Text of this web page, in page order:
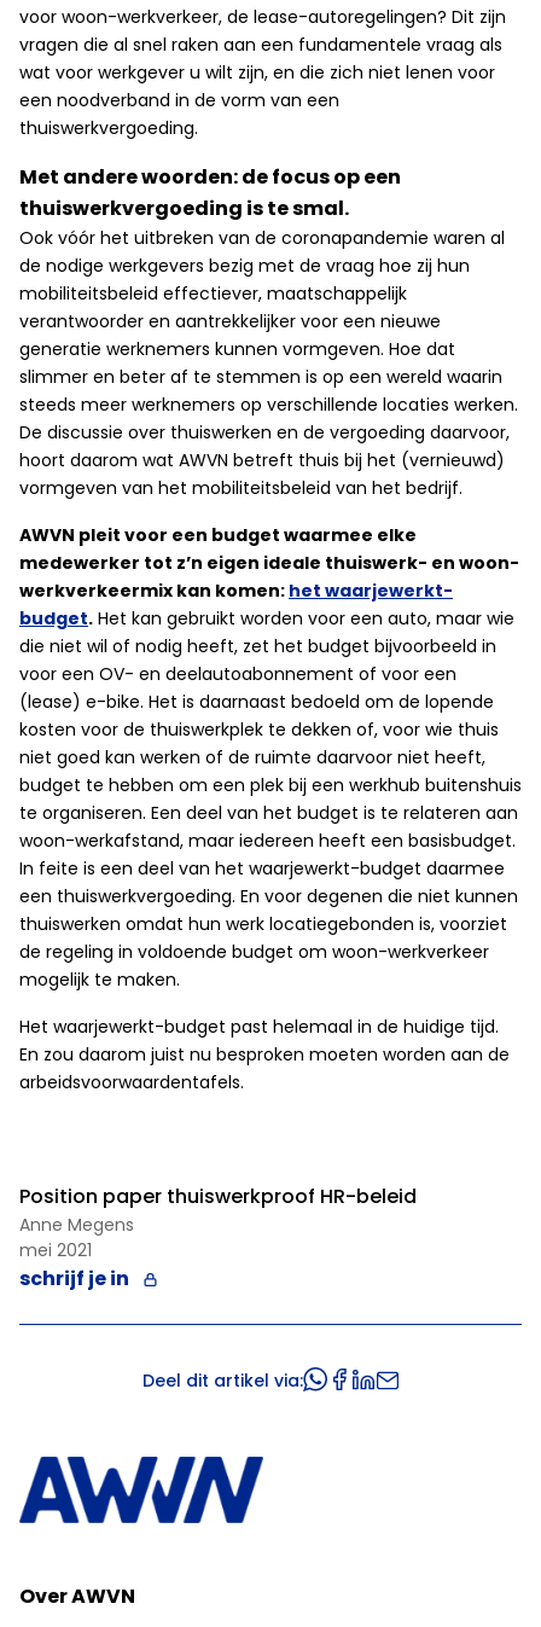
voor woon-werkverkeer, de lease-autoregelingen? Dit zijn
vragen die al snel raken aan een fundamentele vraag als
wat voor werkgever u wilt zijn, en die zich niet lenen voor
een noodverband in de vorm van een
thuiswerkvergoeding.
Met andere woorden: de focus op een
thuiswerkvergoeding is te smal.
Ook vóór het uitbreken van de coronapandemie waren al
de nodige werkgevers bezig met de vraag hoe zij hun
mobiliteitsbeleid effectiever, maatschappelijk
verantwoorder en aantrekkelijker voor een nieuwe
generatie werknemers kunnen vormgeven. Hoe dat
slimmer en beter af te stemmen is op een wereld waarin
steeds meer werknemers op verschillende locaties werken.
De discussie over thuiswerken en de vergoeding daarvoor,
hoort daarom wat AWVN betreft thuis bij het (vernieuwd)
vormgeven van het mobiliteitsbeleid van het bedrijf.
AWVN pleit voor een budget waarmee elke
medewerker tot z’n eigen ideale thuiswerk- en woon-
werkverkeermix kan komen: het waarjewerkt-
budget. Het kan gebruikt worden voor een auto, maar wie
die niet wil of nodig heeft, zet het budget bijvoorbeeld in
voor een OV- en deelautoabonnement of voor een
(lease) e-bike. Het is daarnaast bedoeld om de lopende
kosten voor de thuiswerkplek te dekken of, voor wie thuis
niet goed kan werken of de ruimte daarvoor niet heeft,
budget te hebben om een plek bij een werkhub buitenshuis
te organiseren. Een deel van het budget is te relateren aan
woon-werkafstand, maar iedereen heeft een basisbudget.
In feite is een deel van het waarjewerkt-budget daarmee
een thuiswerkvergoeding. En voor degenen die niet kunnen
thuiswerken omdat hun werk locatiegebonden is, voorziet
de regeling in voldoende budget om woon-werkverkeer
mogelijk te maken.
Het waarjewerkt-budget past helemaal in de huidige tijd.
En zou daarom juist nu besproken moeten worden aan de
arbeidsvoorwaardentafels.
Position paper thuiswerkproof HR-beleid
Anne Megens
mei 2021
schrijf je in
Deel dit artikel via:
Over AWVN